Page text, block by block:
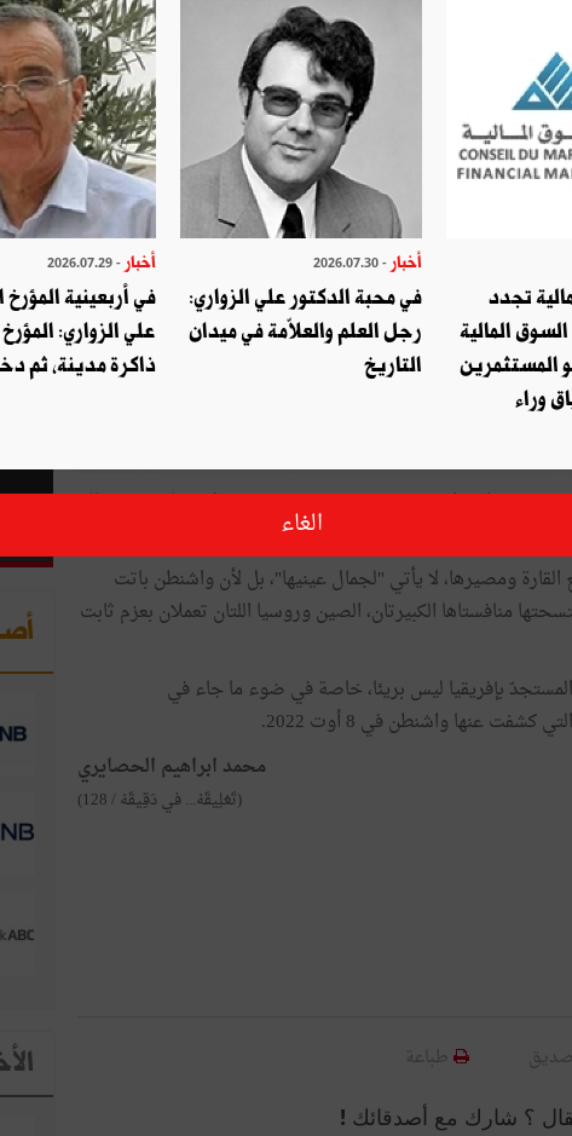
التي ستنعقد بواشنطن بين 13 و15 ديسمبر 2022 تهدف، كما تصرح بذلك
ومصيرها، لا يأتي "لجمال عينيها"، بل لأن واشنطن باتت
منافستاها الكبيرتان، الصين وروسيا اللتان تعملان بعزم ثابت
بإفريقيا ليس بريئا، خاصة في ضوء ما جاء في
عنها واشنطن في 8 أوت 2022.
محمد ابراهيم الحصايري
(تَعْلِيقَهْ... في دَقِيقَهْ / 128)
طباعة
؟ شارك مع أصدقائك !
تجدد
المالية
المستثمرين
وراء
أخبار - 2026.07.30
في محبة الدكتور علي الزواري:
رجل العلم والعلاّمة في ميدان
التاريخ
أخبار - 2026.07.29
في أربعينية المؤرخ
علي الزواري:
ذاكرة مدينة، ثم
الغاء